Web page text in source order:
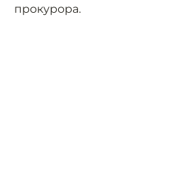
прокурора.